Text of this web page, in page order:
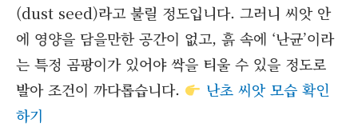
(dust seed)라고 불릴 정도입니다. 그러니 씨앗 안
에 영양을 담을만한 공간이 없고, 흙 속에 ‘난균’이라
는 특정 곰팡이가 있어야 싹을 티울 수 있을 정도로
발아 조건이 까다롭습니다.
난초 씨앗 모습 확인
하기